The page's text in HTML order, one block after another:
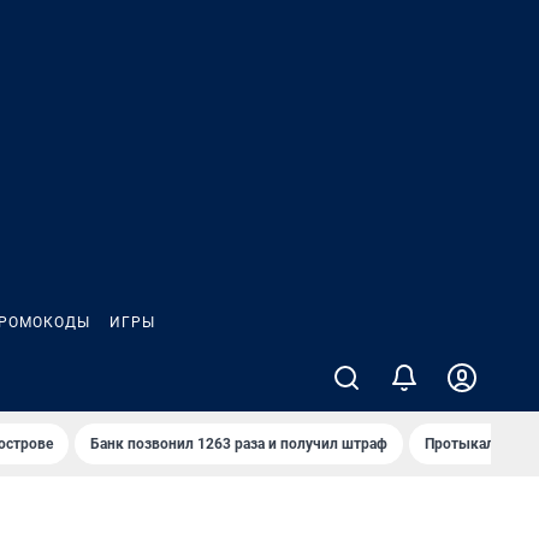
ИГРЫ
Банк позвонил 1263 раза и получил штраф Протыкал